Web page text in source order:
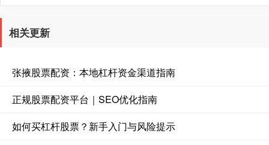
相关更新
张掖股票配资：本地杠杆资金渠道指南
正规股票配资平台｜SEO优化指南
如何买杠杆股票？新手入门与风险提示